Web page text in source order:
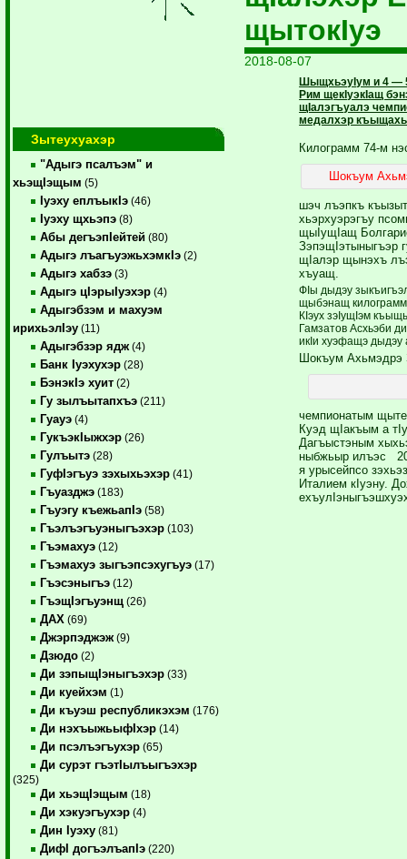
Зытеухуахэр
"Адыгэ псалъэм" и
хьэщIэщым (5)
Iуэху еплъыкIэ (46)
Iуэху щхьэпэ (8)
Абы дегъэпIейтей (80)
Адыгэ лъагъуэжьхэмкIэ (2)
Адыгэ хабзэ (3)
Адыгэ цIэрыIуэхэр (4)
Адыгэбзэм и махуэм
ирихьэлIэу (11)
Адыгэбзэр ядж (4)
Банк Iуэхухэр (28)
БэнэкIэ хуит (2)
Гу зылъытапхъэ (211)
Гуауэ (4)
ГукъэкIыжхэр (26)
Гулъытэ (28)
ГуфIэгъуэ зэхыхьэхэр (41)
Гъуазджэ (183)
Гъуэгу къежьапIэ (58)
Гъэлъэгъуэныгъэхэр (103)
Гъэмахуэ (12)
Гъэмахуэ зыгъэпсэхугъуэ (17)
Гъэсэныгъэ (12)
ГъэщIэгъуэнщ (26)
ДАХ (69)
Джэрпэджэж (9)
Дзюдо (2)
Ди зэпыщIэныгъэхэр (33)
Ди куейхэм (1)
Ди къуэш республикэхэм (176)
Ди нэхъыжьыфIхэр (14)
Ди псэлъэгъухэр (65)
Ди сурэт гъэтIылъыгъэхэр
(325)
Ди хьэщIэщым (18)
Ди хэкуэгъухэр (4)
Дин Iуэху (81)
ДифI догъэлъапIэ (220)
щытокIуэ
2018-08-07
ШыщхьэуIум и 4 —
Рим щекIуэкIащ
щIалэгъуалэ
медалхэр
Шокъум
Килограмм 74-м
шэч лъэпкъ
хьэрхуэрэгъу
щыIущIащ
ЗэпэщIэтыныгъэр
щIалэр щынэхъ
хъуащ.
ФIы дыдэу
щыбэнащ килограмм
КIэух зэIущIэм
Гамзатов Асхьэби
икIи хуэфащэ
Шокъум Ахьмэдрэ
чемпионатым
Куэд щIакъым а
Дагъыстэным
ныбжьыр илъэс
я урысейпсо
Италием кIуэну.